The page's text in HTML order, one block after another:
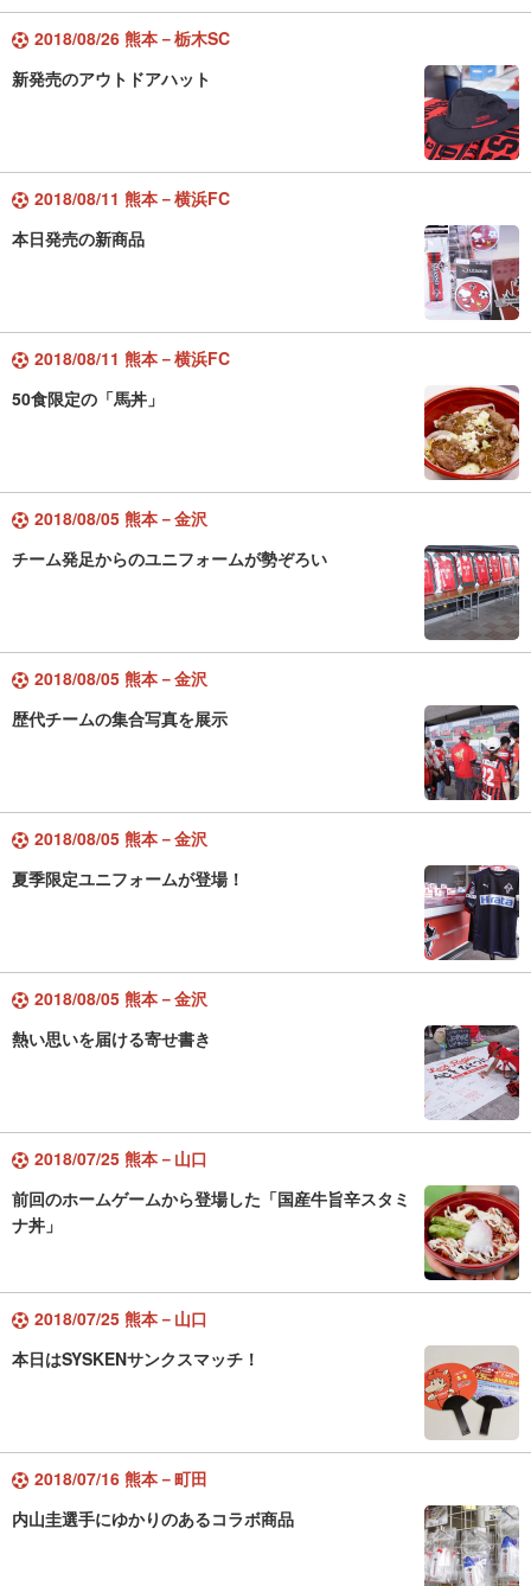
2018/08/26 熊本－栃木SC
新発売のアウトドアハット
2018/08/11 熊本－横浜FC
本日発売の新商品
2018/08/11 熊本－横浜FC
50食限定の「馬丼」
2018/08/05 熊本－金沢
チーム発足からのユニフォームが勢ぞろい
2018/08/05 熊本－金沢
歴代チームの集合写真を展示
2018/08/05 熊本－金沢
夏季限定ユニフォームが登場！
2018/08/05 熊本－金沢
熱い思いを届ける寄せ書き
2018/07/25 熊本－山口
前回のホームゲームから登場した「国産牛旨辛スタミ
ナ丼」
2018/07/25 熊本－山口
本日はSYSKENサンクスマッチ！
2018/07/16 熊本－町田
内山圭選手にゆかりのあるコラボ商品